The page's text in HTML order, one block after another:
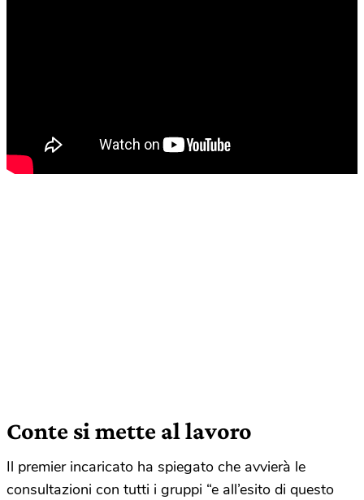
Conte si mette al lavoro
Il premier incaricato ha spiegato che avvierà le
consultazioni con tutti i gruppi “e all’esito di questo